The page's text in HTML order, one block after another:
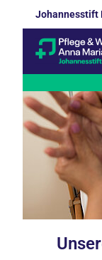
Johannesstift